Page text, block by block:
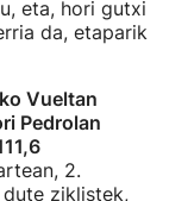
eta, hori gutxi
da, etaparik
Vueltan
Pedrolan
2.
ziklistek,